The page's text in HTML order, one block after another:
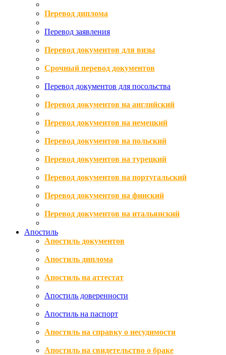
Перевод диплома
Перевод заявления
Перевод документов для визы
Срочный перевод документов
Перевод документов для посольства
Перевод документов на английский
Перевод документов на немецкий
Перевод документов на польский
Перевод документов на турецкий
Перевод документов на португальский
Перевод документов на финский
Перевод документов на итальянский
Апостиль
Апостиль документов
Апостиль диплома
Апостиль на аттестат
Апостиль доверенности
Апостиль на паспорт
Апостиль на справку о несудимости
Апостиль на свидетельство о браке